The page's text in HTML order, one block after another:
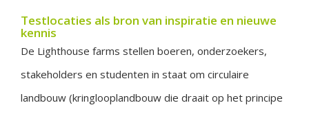
Testlocaties als bron van inspiratie en nieuwe
kennis
De Lighthouse farms stellen boeren, onderzoekers,
stakeholders en studenten in staat om circulaire
landbouw (kringlooplandbouw die draait op het principe